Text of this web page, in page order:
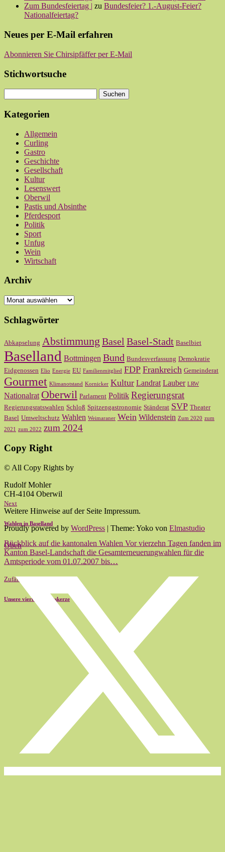
Zum Bundesfeiertag | zu Bundesfeier? 1.-August-Feier?
Nationalfeiertag?
Neues per E-Mail erfahren
Abonnieren Sie Chirsipfäffer per E-Mail
Stichwortsuche
Kategorien
Allgemein
Curling
Gastro
Geschichte
Gesellschaft
Kultur
Lesenswert
Oberwil
Pastis und Absinthe
Pferdesport
Politik
Sport
Unfug
Wein
Wirtschaft
Archiv
Archiv
Schlagwörter
Abkapselung Abstimmung Basel Basel-Stadt Baselbiet
Baselland Bottmingen Bund Bundesverfassung Demokratie
Eidgenossen Elio Energie EU Familienmitglied FDP Frankreich Gemeinderat
Gourmet Klimanotstand Kornicker Kultur Landrat Lauber LRW
Nationalrat Oberwil Parlament Politik Regierungsrat
Regierungsratswahlen Schloß Spitzengastronomie Ständerat SVP Theater
Basel Umweltschutz Wahlen Weimaraner Wein Wildenstein Zum 2020 zum
2021
zum 2022 zum 2024
Copy Right
© All Copy Rights by
Rudolf Mohler
CH-4104 Oberwil
Weitere Hinweise auf der Seite Impressum.
Proudly powered by WordPress | Theme: Yoko von Elmastudio
Oben
Next
Wahlen in Baselland
Rückblick auf die kantonalen Wahlen Vor vierzehn Tagen fanden im
Kanton Basel-Landschaft die Gesamterneuerungwahlen für die
Amtsperiode vom 01.07.2007 bis…
Zufällig
Unsere vierte Adventskerze